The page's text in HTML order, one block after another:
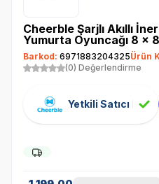
Cheerble Şarjlı Akıllı
Yumurta Oyuncağı 8 x
Barkod: 6971883204325Ürün
(0) Değerlendirme
Yetkili Satıcı